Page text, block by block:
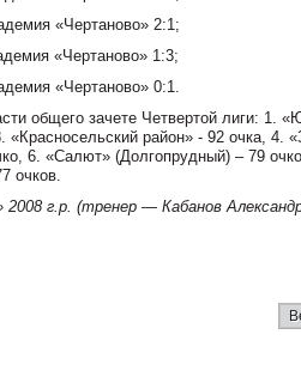
«Чертаново» 2:1;
«Чертаново» 1:3;
«Чертаново» 0:1.
общего зачете Четвертой лиги: 1.
«Красносельский район» - 92 очка, 4.
6. «Салют» (Долгопрудный) – 79
очков.
г.р. (тренер — Кабанов